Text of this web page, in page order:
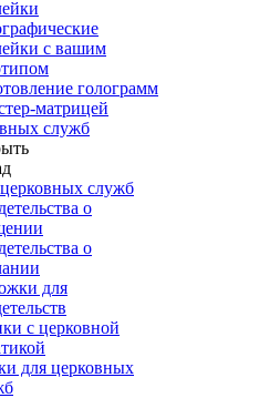
с вашим
голограмм
матрицей
служб
служб
о
о
для
с церковной
для церковных